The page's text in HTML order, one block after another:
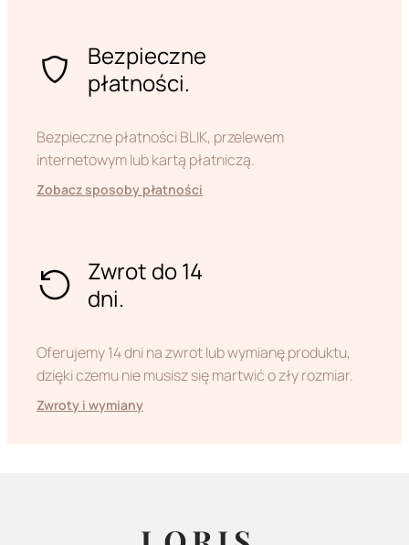
Bezpieczne
płatności.
Bezpieczne płatności BLIK, przelewem
internetowym lub kartą płatniczą.
Zobacz sposoby płatności
Zwrot do 14
dni.
Oferujemy 14 dni na zwrot lub wymianę produktu,
dzięki czemu nie musisz się martwić o zły rozmiar.
Zwroty i wymiany